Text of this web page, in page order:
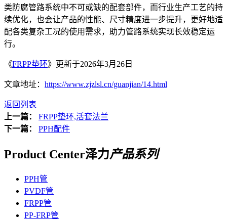
类防腐管路系统中不可或缺的配套部件，而行业生产工艺的持
续优化，也会让产品的性能、尺寸精度进一步提升，更好地适
配各类复杂工况的使用需求，助力管路系统实现长效稳定运
行。
《FRPP垫环》更新于2026年3月26日
文章地址： https://www.zjzlsl.cn/guanjian/14.html
返回列表
上一篇：
FRPP垫环,活套法兰
下一篇：
PPH配件
Product Center泽力产品系列
PPH管
PVDF管
FRPP管
PP-FRP管